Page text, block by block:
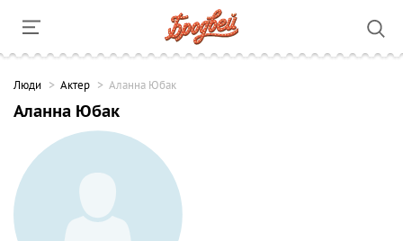
Люди Актер Аланна Юбак
Аланна Юбак